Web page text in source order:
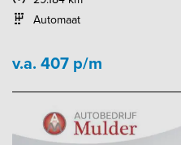
Automaat
v.a. 407 p/m